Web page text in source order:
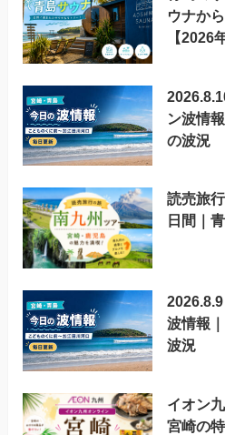
ウナか
【2026
ン波情
の波況
読売旅
日間｜
波情報
波況
イオン
宮崎の